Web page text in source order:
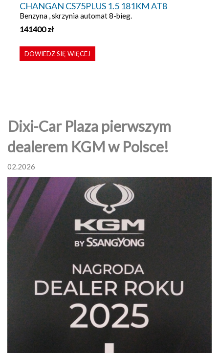
CHANGAN CS75PLUS 1.5 181KM AT8
Benzyna , skrzynia automat 8-bieg.
141400zł
DOWIEDZ SIĘ WIĘCEJ
Dixi-Car Plaza pierwszym
dealerem KGM w Polsce!
02.2026